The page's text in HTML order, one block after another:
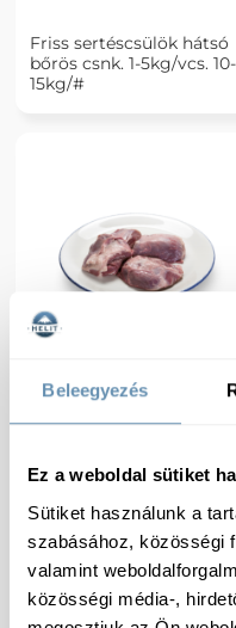
Beleegyezés
Ez a weboldal sütiket
Sütiket használunk a
szabásához, közösségi
valamint
közösségi média-,
Friss sertéscsülök hátsó
bőrös csnk. 1-5kg/vcs. 10-
15kg/#
Friss sertés pofahús vcs
1kg 10kg/#